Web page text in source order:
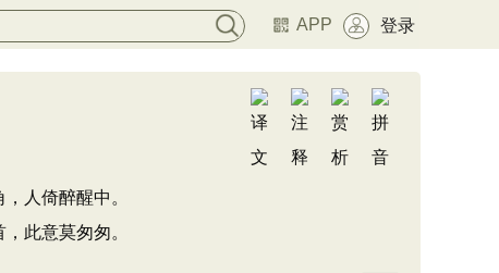
APP 登录
人倚醉醒中。
此意莫匆匆。